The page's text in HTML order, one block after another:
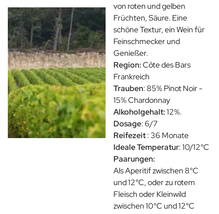
von roten und gelben
Früchten, Säure. Eine
schöne Textur, ein Wein für
Feinschmecker und
Genießer.
Region:Côte des Bars
Frankreich
Trauben: 85% Pinot Noir -
15% Chardonnay
Alkoholgehalt:12%.
Dosage: 6/7
Reifezeit: 36 Monate
Ideale Temperatur: 10/12°C
Paarungen:
Als Aperitif zwischen 8°C
und 12°C, oder zu rotem
Fleisch oder Kleinwild
zwischen 10°C und 12°C